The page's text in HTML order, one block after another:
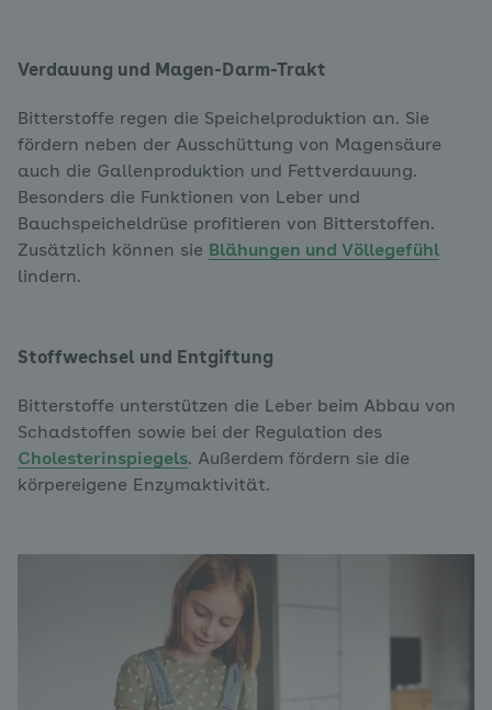
Verdauung und Magen-Darm-Trakt
Bitterstoffe regen die Speichelproduktion an. Sie
fördern neben der Ausschüttung von Magensäure
auch die Gallenproduktion und Fettverdauung.
Besonders die Funktionen von Leber und
Bauchspeicheldrüse profitieren von Bitterstoffen.
Zusätzlich können sie Blähungen und Völlegefühl
lindern.
Stoffwechsel und Entgiftung
Bitterstoffe unterstützen die Leber beim Abbau von
Schadstoffen sowie bei der Regulation des
Cholesterinspiegels. Außerdem fördern sie die
körpereigene Enzymaktivität.